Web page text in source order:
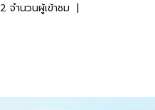
จำนวนผู้เข้าชม |